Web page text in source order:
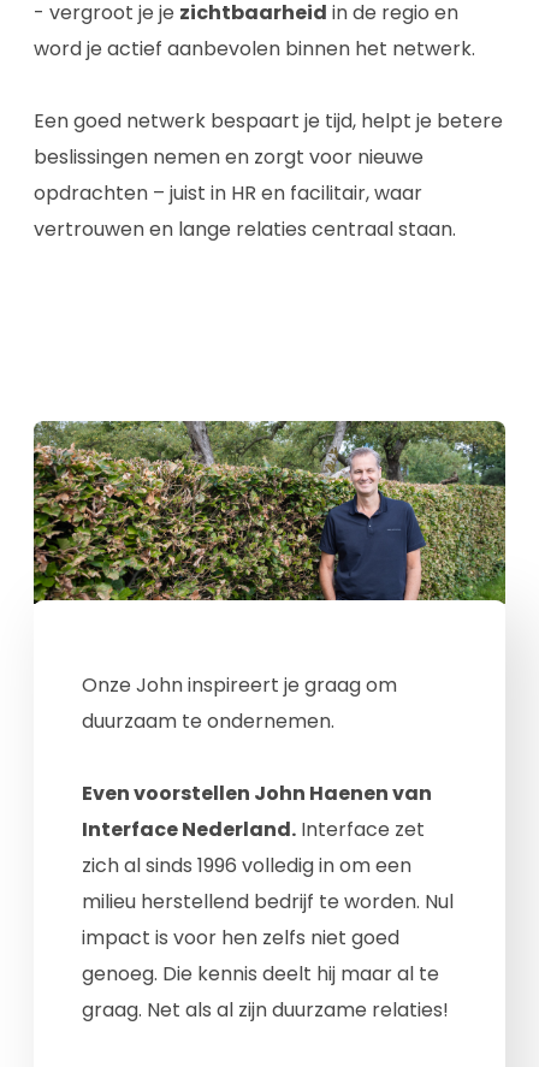
- vergroot je je zichtbaarheid in de regio en
word je actief aanbevolen binnen het netwerk.
Een goed netwerk bespaart je tijd, helpt je betere
beslissingen nemen en zorgt voor nieuwe
opdrachten – juist in HR en facilitair, waar
vertrouwen en lange relaties centraal staan.
Onze John inspireert je graag om
duurzaam te ondernemen.
Even voorstellen John Haenen van
Interface Nederland. Interface zet
zich al sinds 1996 volledig in om een
milieu herstellend bedrijf te worden. Nul
impact is voor hen zelfs niet goed
genoeg. Die kennis deelt hij maar al te
graag. Net als al zijn duurzame relaties!